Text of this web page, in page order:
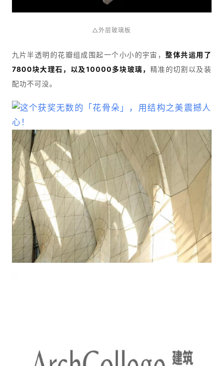
建
筑
设
计
△外层玻璃板
九片半透明的花瓣组成围起一个小小的宇宙，整体共运用了
7800块大理石，以及10000多块玻璃， 精准的切割以及装
配功不可没。